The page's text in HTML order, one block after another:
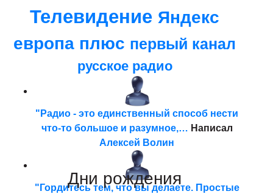
ТелевидениеЯндекс
европа плюс первый канал
русское радио
"Радио - это единственный способ нести
что-то большое и разумное,… Написал
Алексей Волин
"Гордитесь тем, что вы делаете. Простые
Дни рождения